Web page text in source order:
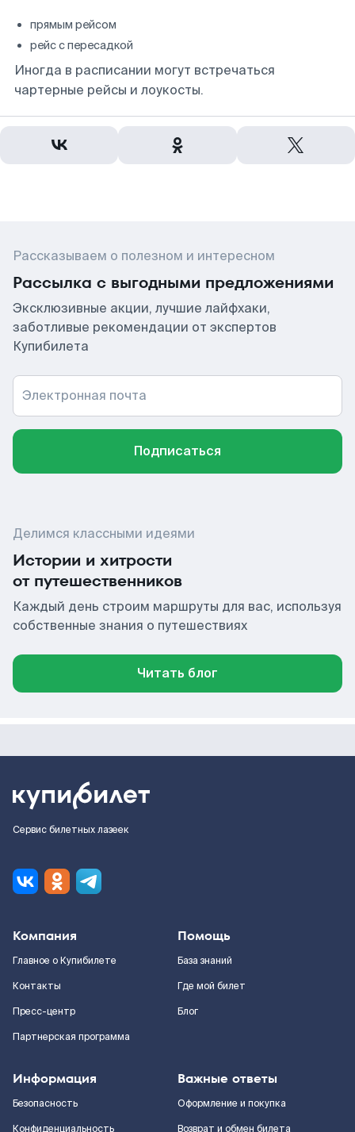
прямым рейсом
рейс с пересадкой
Иногда в расписании могут встречаться
чартерные рейсы и лоукосты.
Рассказываем о полезном и интересном
Рассылка с выгодными предложениями
Эксклюзивные акции, лучшие лайфхаки,
заботливые рекомендации от экспертов
Купибилета
Электронная почта
Подписаться
Делимся классными идеями
Истории и хитрости
от путешественников
Каждый день строим маршруты для вас, используя
собственные знания о путешествиях
Читать блог
Сервис билетных лазеек
Компания
Главное о Купибилете
Контакты
Пресс-центр
Партнерская программа
Помощь
База знаний
Где мой билет
Блог
Информация
Безопасность
Конфиденциальность
Важные ответы
Оформление и покупка
Возврат и обмен билета